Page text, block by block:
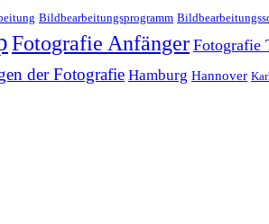
Bildbearbeitungsprogramm
Fotografie Anfänger Fotografie
der Fotografie Hamburg Hannover